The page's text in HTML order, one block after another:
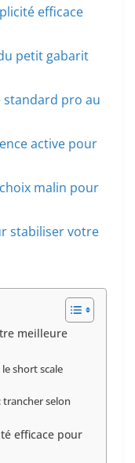
efficace
petit gabarit
standard pro au
active pour
malin pour
stabiliser votre
meilleure
short scale
trancher selon
efficace pour